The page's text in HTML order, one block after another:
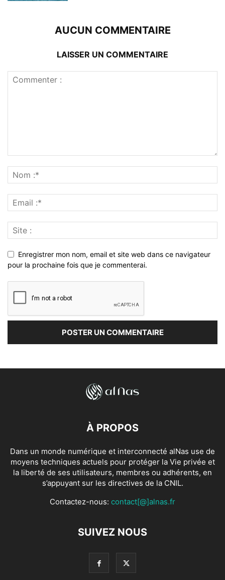
AUCUN COMMENTAIRE
LAISSER UN COMMENTAIRE
Enregistrer mon nom, email et site web dans ce navigateur
pour la prochaine fois que je commenterai.
À PROPOS
Dans un monde numérique et interconnecté alNas use de
moyens techniques actuels pour protéger la Vie privée et
la liberté de ses utilisateurs, membres ou adhérents, en
s’appuyant sur les directives de la CNIL.
Contactez-nous: contact[@]alnas.fr
SUIVEZ NOUS